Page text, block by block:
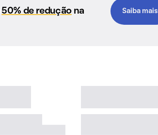
50% de reduçãona
Saiba mais